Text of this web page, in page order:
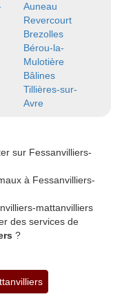
Auneau
Revercourt
Brezolles
Bérou-la-
Mulotière
Bâlines
Tillières-sur-
Avre
sur Fessanvilliers-
à Fessanvilliers-
mattanvilliers
des services de
?